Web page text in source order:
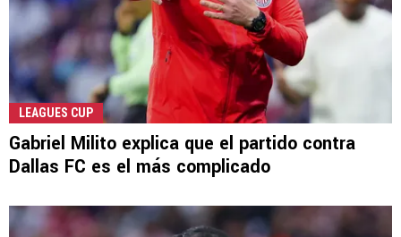
LEAGUES CUP
Gabriel Milito explica que el partido contra
Dallas FC es el más complicado